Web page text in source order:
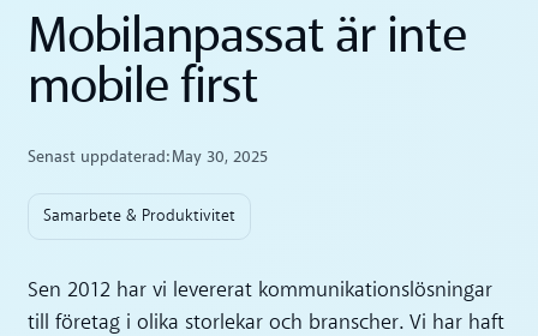
Mobilanpassat är inte
mobile first
Senast uppdaterad:May 30, 2025
Samarbete & Produktivitet
Sen 2012 har vi levererat kommunikationslösningar
till företag i olika storlekar och branscher. Vi har haft